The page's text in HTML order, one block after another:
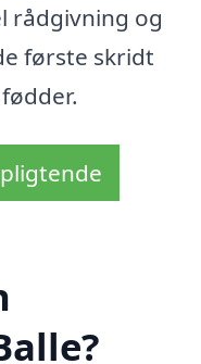
rådgivning og
første skridt